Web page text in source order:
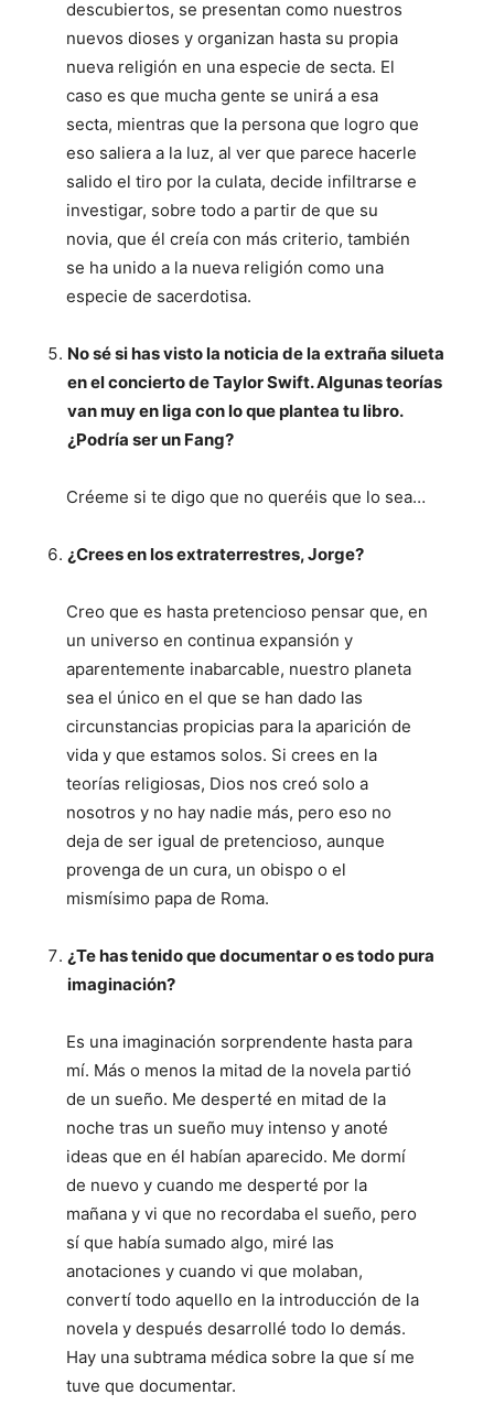
descubiertos, se presentan como nuestros
nuevos dioses y organizan hasta su propia
nueva religión en una especie de secta. El
caso es que mucha gente se unirá a esa
secta, mientras que la persona que logro que
eso saliera a la luz, al ver que parece hacerle
salido el tiro por la culata, decide infiltrarse e
investigar, sobre todo a partir de que su
novia, que él creía con más criterio, también
se ha unido a la nueva religión como una
especie de sacerdotisa.
No sé si has visto la noticia de la extraña silueta
en el concierto de Taylor Swift. Algunas teorías
van muy en liga con lo que plantea tu libro.
¿Podría ser un Fang?
Créeme si te digo que no queréis que lo sea…
¿Crees en los extraterrestres, Jorge?
Creo que es hasta pretencioso pensar que, en
un universo en continua expansión y
aparentemente inabarcable, nuestro planeta
sea el único en el que se han dado las
circunstancias propicias para la aparición de
vida y que estamos solos. Si crees en la
teorías religiosas, Dios nos creó solo a
nosotros y no hay nadie más, pero eso no
deja de ser igual de pretencioso, aunque
provenga de un cura, un obispo o el
mismísimo papa de Roma.
¿Te has tenido que documentar o es todo pura
imaginación?
Es una imaginación sorprendente hasta para
mí. Más o menos la mitad de la novela partió
de un sueño. Me desperté en mitad de la
noche tras un sueño muy intenso y anoté
ideas que en él habían aparecido. Me dormí
de nuevo y cuando me desperté por la
mañana y vi que no recordaba el sueño, pero
sí que había sumado algo, miré las
anotaciones y cuando vi que molaban,
convertí todo aquello en la introducción de la
novela y después desarrollé todo lo demás.
Hay una subtrama médica sobre la que sí me
tuve que documentar.